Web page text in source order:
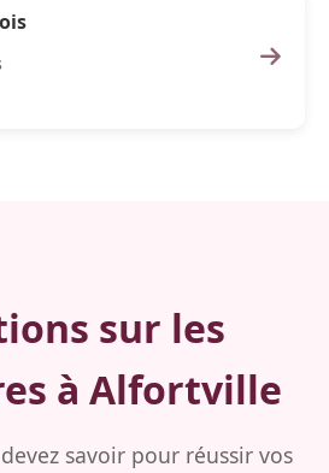
sur les
à Alfortville
savoir pour réussir vos